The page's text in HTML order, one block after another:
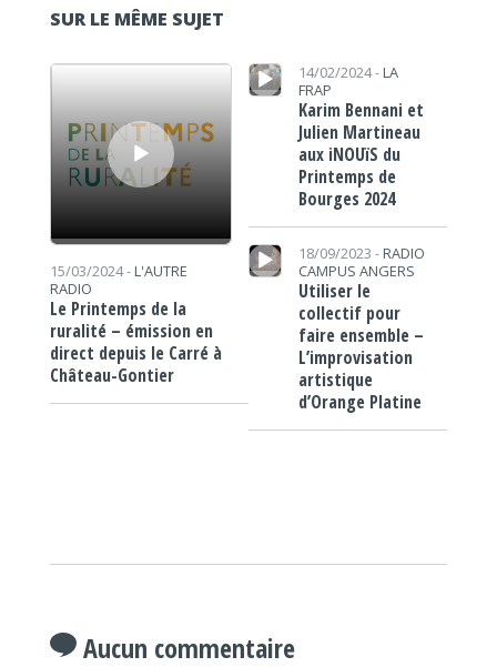
SUR LE MÊME SUJET
Lecteur audio
15/03/2024 - L'AUTRE
RADIO
Le Printemps de la
ruralité – émission en
direct depuis le Carré à
Château-Gontier
Lecteur audio 14/02/2024 - LA
FRAP
Karim Bennani et
Julien Martineau
aux iNOUïS du
Printemps de
Bourges 2024
Lecteur audio
18/09/2023 - RADIO
CAMPUS ANGERS
Utiliser le
collectif pour
faire ensemble –
L’improvisation
artistique
d’Orange Platine
Aucun commentaire